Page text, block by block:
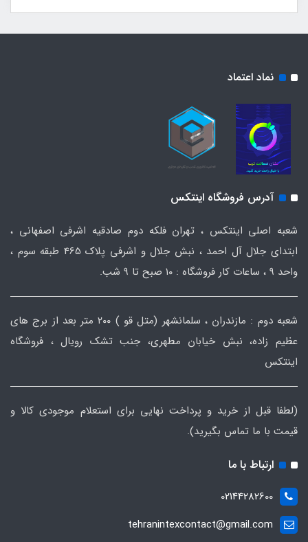
نماد اعتماد
آدرس فروشگاه اینتکس
شعبه اصلی اینتکس ، تهران فلکه دوم صادقیه اشرفی اصفهانی ،
ابتدای جلال آل احمد ، نبش جلال و اشرفی پلاک 465 طبقه سوم ،
واحد ۹ ، ساعات کار فروشگاه : ۱۰ صبح تا ۹ شب.
شعبه دوم : مازندران ، سلمانشهر (متل قو ) ۲۰۰ متر بعد از برج های
عظیم زاده، نبش خیابان مطهری، جنب تشک رویال ، فروشگاه
اینتکس
(لطفا قبل از خرید و پرداخت نهایی برای استعلام موجودی کالا و
قیمت با ما تماس بگیرید).
ارتباط با ما
02144282600
tehranintexcontact@gmail.com